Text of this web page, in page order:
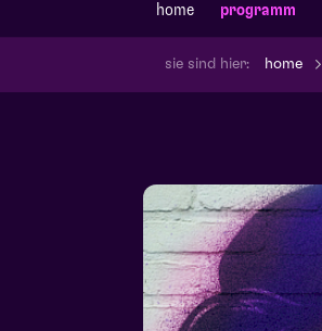
home programm
sie sind hier: home